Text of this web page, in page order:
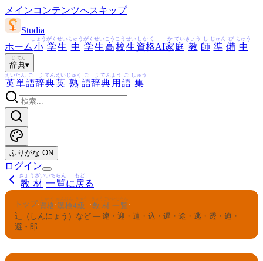
メインコンテンツへスキップ
Studia
ホーム 小
しょう
学
がく
生
せい
中
ちゅう
学
がく
生
せい
高
こう
校
こう
生
せい
資格
しかく
AI家
か
庭
てい
教
きょう
師
し
準
じゅん
備
び
中
ちゅう
辞
じ
典
てん
▾
英
えい
単
たん
語
ご
辞
じ
典
てん
英
えい
熟
じゅく
語
ご
辞
じ
典
てん
用
よう
語
ご
集
しゅう
ふりがな ON
ログイン
教材
きょうざい
一覧
いちらん
に 戻
もど
る
トップ›資格
しかく
›漢検
かんけん
4級
きゅう
› 教材
きょうざい
一覧
いちらん
›
辶（しんにょう）など — 違・迎・遣・込・遅・途・逃・透・迫・
避・郎